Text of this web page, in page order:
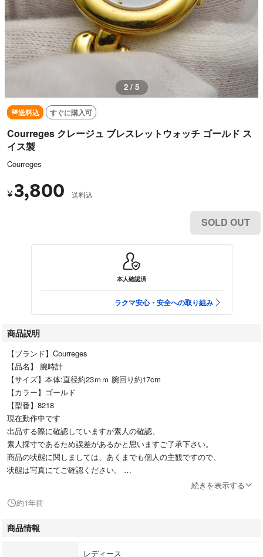
2 / 5
送料込 すぐに購入可
Courreges クレージュ ブレスレットウォッチ ゴールド ス
イス製
Courreges
¥3,800 送料込
SOLD OUT
本人確認済
ラクマ安心・安全への取り組み
商品説明
【ブランド】Courreges
【品名】 腕時計
【サイズ】本体:直径約23ｍｍ 腕回り約17cm
【カラー】ゴールド
【型番】8218
現在動作中です
出品する際に確認していますが素人の確認、
素人採寸であるため誤差があるかと思いますご了承下さい。
商品の状態に関しましては、あくまでも個人の主観ですので、
状態は写真にてご確認ください。
続きを表示する
約1年前
商品情報
レディース